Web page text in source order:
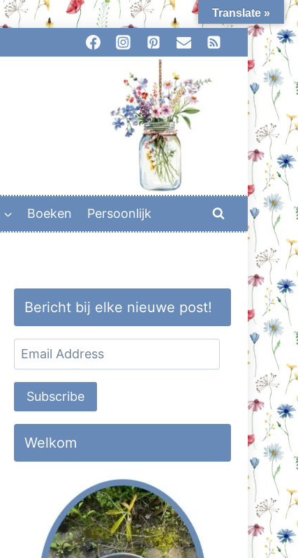
Boeken Persoonlijk
Bericht bij elke nieuwe post!
Email
Address
Subscribe
Welkom
Translate »